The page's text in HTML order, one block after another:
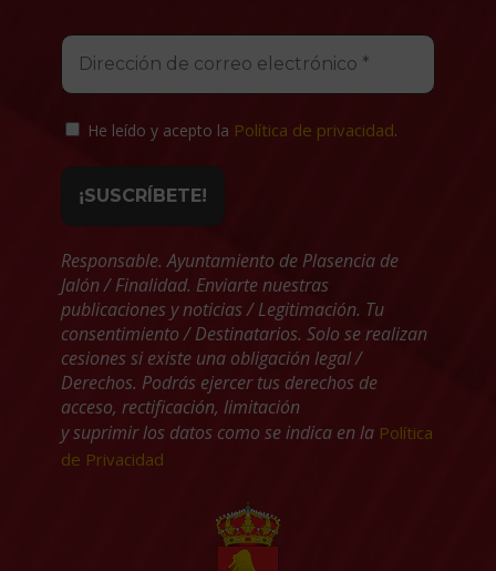
He leído y acepto la Política de privacidad.
Responsable. Ayuntamiento de Plasencia de
Jalón / Finalidad. Enviarte nuestras
publicaciones y noticias / Legitimación. Tu
consentimiento / Destinatarios. Solo se realizan
cesiones si existe una obligación legal /
Derechos. Podrás ejercer tus derechos de
acceso, rectificación, limitación
y suprimir los datos como se indica en la Política
de Privacidad